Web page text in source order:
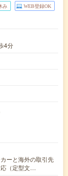
み WEB登録OK
4分
ーと海外の取引先
応（定型文…